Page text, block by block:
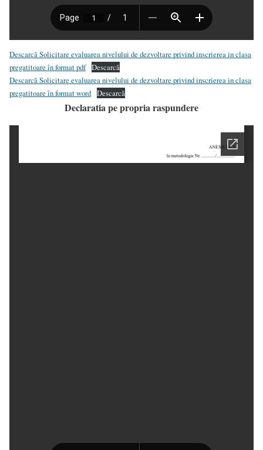
Descarcă Solicitare evaluarea nivelului de dezvoltare privind inscrierea in clasa
pregatitoare în format pdf Descarcă
Descarcă Solicitare evaluarea nivelului de dezvoltare privind inscrierea in clasa
pregatitoare în format word Descarcă
Declaratia pe propria raspundere